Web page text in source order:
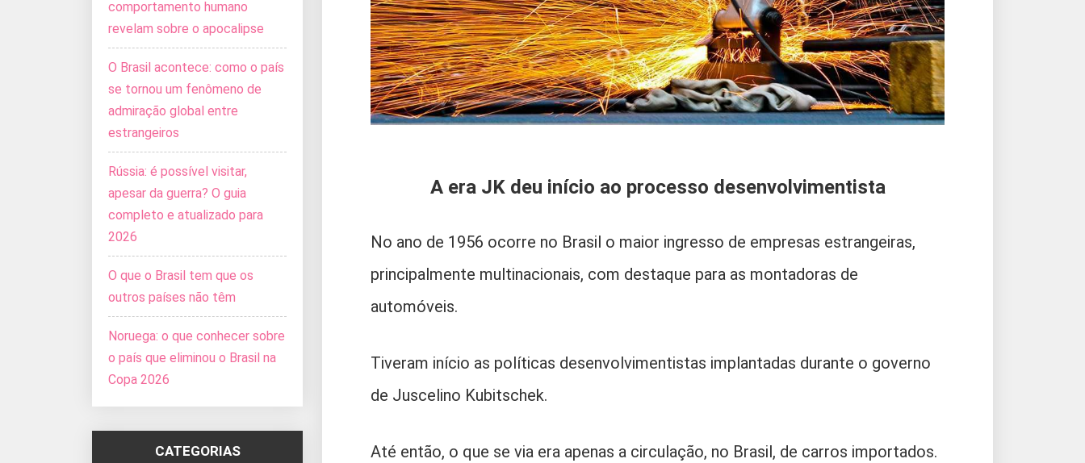
A era JK deu início ao processo desenvolvimentista
No ano de 1956 ocorre no Brasil o maior ingresso de empresas estrangeiras,
principalmente multinacionais, com destaque para as montadoras de
automóveis.
Tiveram início as políticas desenvolvimentistas implantadas durante o governo
de Juscelino Kubitschek.
Até então, o que se via era apenas a circulação, no Brasil, de carros importados.
comportamento humano
revelam sobre o apocalipse
O Brasil acontece: como o país
se tornou um fenômeno de
admiração global entre
estrangeiros
Rússia: é possível visitar,
apesar da guerra? O guia
completo e atualizado para
2026
O que o Brasil tem que os
outros países não têm
Noruega: o que conhecer sobre
o país que eliminou o Brasil na
Copa 2026
CATEGORIAS